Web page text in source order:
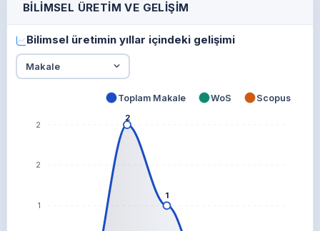
BILIMSEL ÜRETIM VE GELIŞIM
Bilimsel üretimin yıllar içindeki gelişimi
2
1
2
2
1
Toplam Makale WoS Scopus